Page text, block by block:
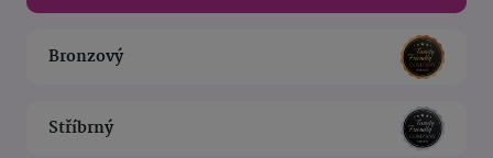
Bronzový
Stříbrný